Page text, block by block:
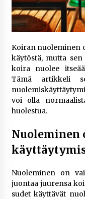
2
4
–
4
4
1
Koiran nuoleminen
käytöstä, mutta
koira nuolee
Tämä artikkeli
voi olla
huolestua.
Nuoleminen
Nuoleminen on
juontaa juurensa
sudet käyttävät